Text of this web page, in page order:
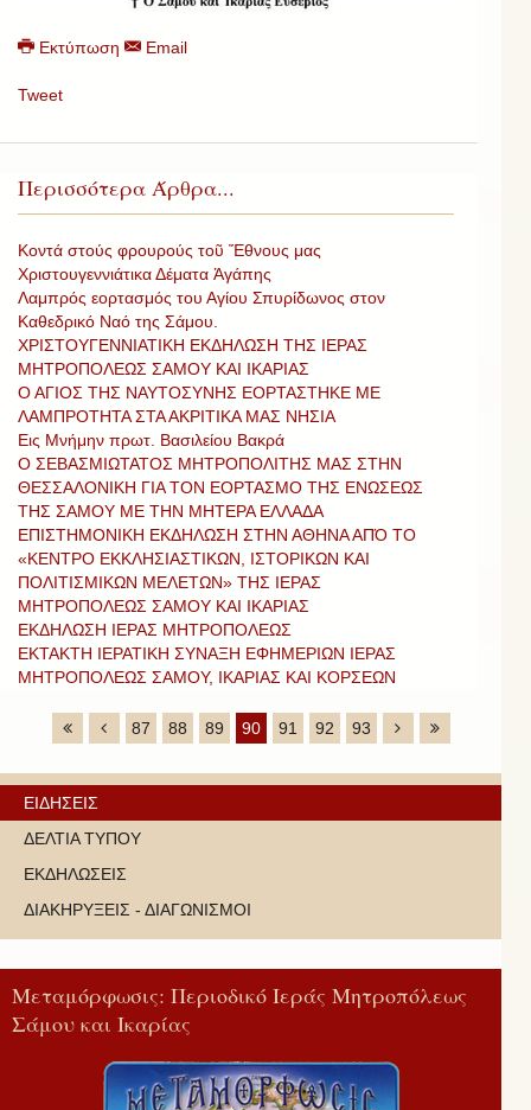
Εκτύπωση Email
Tweet
Περισσότερα Άρθρα...
Κοντά στούς φρουρούς τοῦ Ἔθνους μας
Χριστουγεννιάτικα Δέματα Ἀγάπης
Λαμπρός εορτασμός του Αγίου Σπυρίδωνος στον
Καθεδρικό Ναό της Σάμου.
XΡΙΣΤΟΥΓΕΝΝΙΑΤΙΚΗ ΕΚΔΗΛΩΣΗ ΤΗΣ ΙΕΡΑΣ
ΜΗΤΡΟΠΟΛΕΩΣ ΣΑΜΟΥ ΚΑΙ ΙΚΑΡΙΑΣ
Ο ΑΓΙΟΣ ΤΗΣ ΝΑΥΤΟΣΥΝΗΣ ΕΟΡΤΑΣΤΗΚΕ ΜΕ
ΛΑΜΠΡΟΤΗΤΑ ΣΤΑ ΑΚΡΙΤΙΚΑ ΜΑΣ ΝΗΣΙΑ
Εις Μνήμην πρωτ. Βασιλείου Βακρά
Ο ΣΕΒΑΣΜΙΩΤΑΤΟΣ ΜΗΤΡΟΠΟΛΙΤΗΣ ΜΑΣ ΣΤΗΝ
ΘΕΣΣΑΛΟΝΙΚΗ ΓΙΑ ΤΟΝ ΕΟΡΤΑΣΜΟ ΤΗΣ ΕΝΩΣΕΩΣ
ΤΗΣ ΣΑΜΟΥ ΜΕ ΤΗΝ ΜΗΤΕΡΑ ΕΛΛΑΔΑ
ΕΠΙΣΤΗΜΟΝΙΚΗ ΕΚΔΗΛΩΣΗ ΣΤΗΝ ΑΘΗΝΑ ΑΠΌ ΤΟ
«ΚΕΝΤΡΟ ΕΚΚΛΗΣΙΑΣΤΙΚΩΝ, ΙΣΤΟΡΙΚΩΝ ΚΑΙ
ΠΟΛΙΤΙΣΜΙΚΩΝ ΜΕΛΕΤΩΝ» ΤΗΣ ΙΕΡΑΣ
ΜΗΤΡΟΠΟΛΕΩΣ ΣΑΜΟΥ ΚΑΙ ΙΚΑΡΙΑΣ
ΕΚΔΗΛΩΣΗ ΙΕΡΑΣ ΜΗΤΡΟΠΟΛΕΩΣ
ΕΚΤΑΚΤΗ ΙΕΡΑΤΙΚΗ ΣΥΝΑΞΗ ΕΦΗΜΕΡΙΩΝ ΙΕΡΑΣ
ΜΗΤΡΟΠΟΛΕΩΣ ΣΑΜΟΥ, ΙΚΑΡΙΑΣ ΚΑΙ ΚΟΡΣΕΩΝ
87 88 89 90 91 92 93
ΕΙΔΗΣΕΙΣ
ΔΕΛΤΙΑ ΤΥΠΟΥ
ΕΚΔΗΛΩΣΕΙΣ
ΔΙΑΚΗΡΥΞΕΙΣ - ΔΙΑΓΩΝΙΣΜΟΙ
Μεταμόρφωσις: Περιοδικό Ιεράς Μητροπόλεως
Σάμου και Ικαρίας